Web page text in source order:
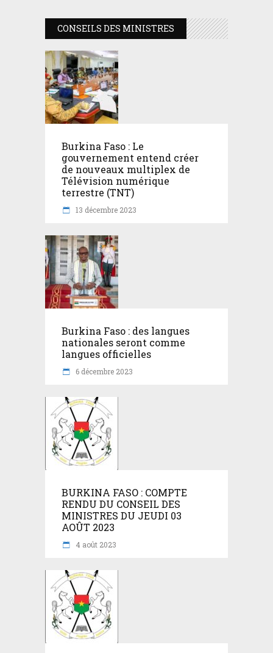
CONSEILS DES MINISTRES
Burkina Faso : Le
gouvernement entend créer
de nouveaux multiplex de
Télévision numérique
terrestre (TNT)
13 décembre 2023
Burkina Faso : des langues
nationales seront comme
langues officielles
6 décembre 2023
BURKINA FASO : COMPTE
RENDU DU CONSEIL DES
MINISTRES DU JEUDI 03
AOÛT 2023
4 août 2023